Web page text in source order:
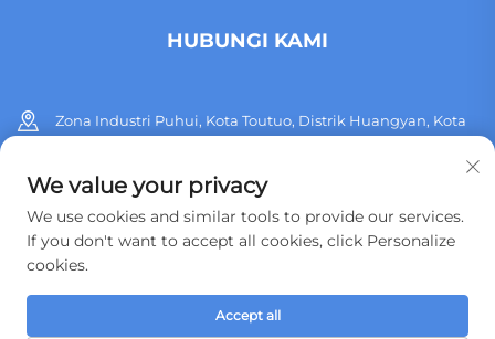
HUBUNGI KAMI
Zona Industri Puhui, Kota Toutuo, Distrik Huangyan, Kota
+86 13515760932
[email protected]
Hak Cipta © 2026 Taizhou Huangyan Jinting Plastic Mould.,LTD.
We value your privacy
We use cookies and similar tools to provide our services.
If you don't want to accept all cookies, click Personalize
cookies.
Accept all